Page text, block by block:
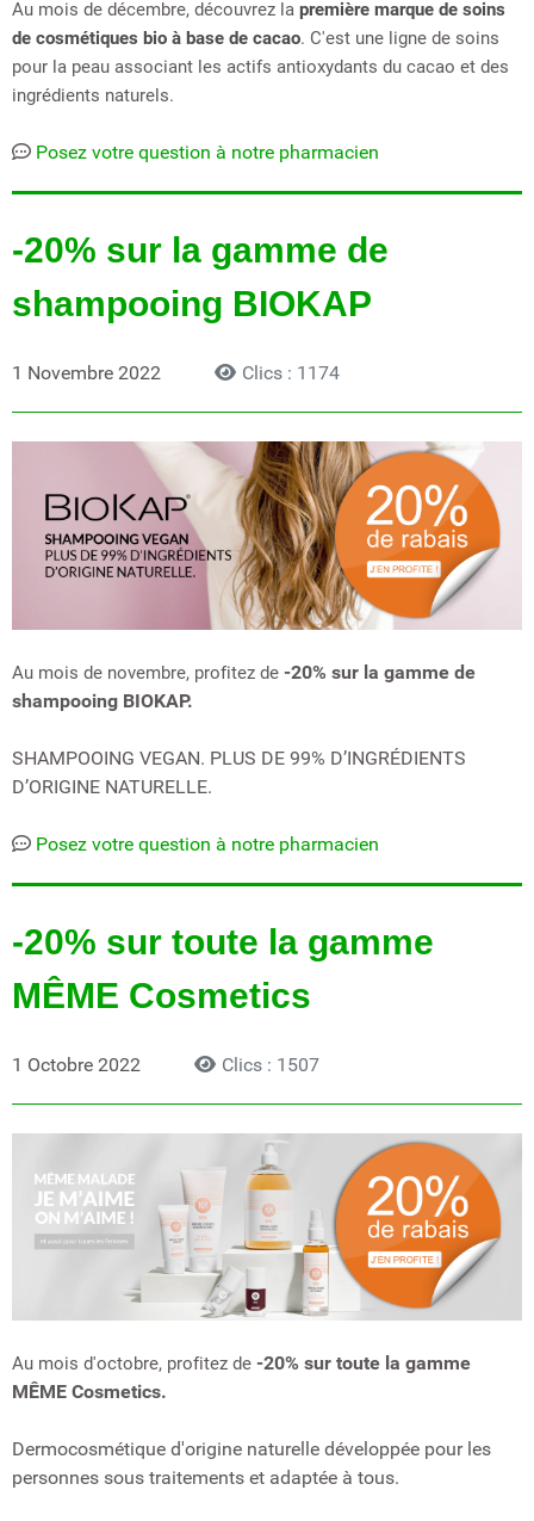
Au mois de décembre, découvrez la première marque de soins
de cosmétiques bio à base de cacao. C'est une ligne de soins
pour la peau associant les actifs antioxydants du cacao et des
ingrédients naturels.
Posez votre question à notre pharmacien
-20% sur la gamme de
shampooing BIOKAP
1 Novembre 2022 Clics : 1174
Au mois de novembre, profitez de -20% sur la gamme de
shampooing BIOKAP.
SHAMPOOING VEGAN. PLUS DE 99% D’INGRÉDIENTS
D’ORIGINE NATURELLE.
Posez votre question à notre pharmacien
-20% sur toute la gamme
MÊME Cosmetics
1 Octobre 2022 Clics : 1507
Au mois d'octobre, profitez de -20% sur toute la gamme
MÊME Cosmetics.
Dermocosmétique d'origine naturelle développée pour les
personnes sous traitements et adaptée à tous.